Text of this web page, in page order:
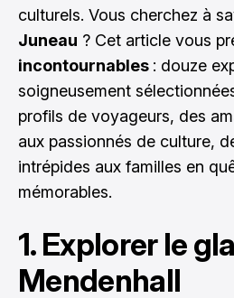
culturels. Vous cherchez à
Juneau ? Cet article vous
incontournables : douze
soigneusement
profils de voyageurs, des
aux passionnés de culture,
intrépides aux familles en
mémorables.
1. Explorer le
Mendenhall